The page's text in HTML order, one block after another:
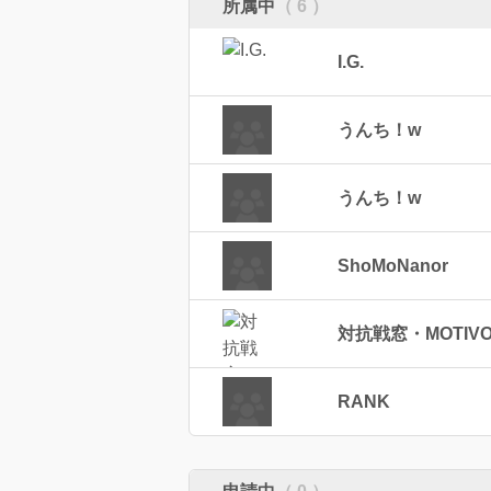
所属中 （ 6 ）
I.G.
うんち！w
うんち！w
ShoMoNanor
対抗戦窓・
RANK